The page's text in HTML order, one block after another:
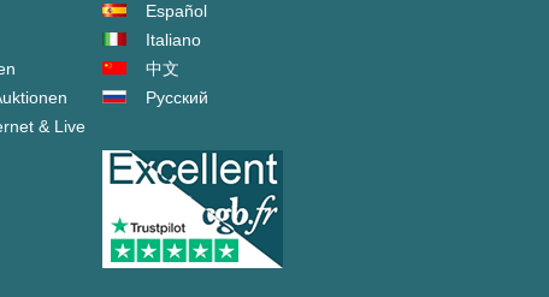
& Live
Español
Italiano
中文
Русский